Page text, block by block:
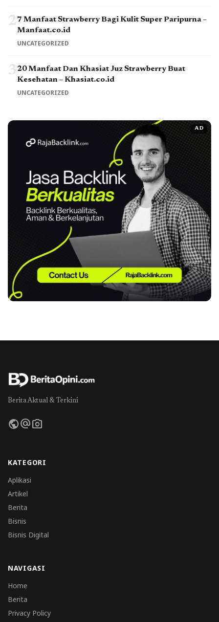
27 Manfaat Strawberry Bagi Kulit Super Paripurna –
Manfaat.co.id
UNCATEGORIZED
320 Manfaat Dan Khasiat Juz Strawberry Buat
Kesehatan – Khasiat.co.id
UNCATEGORIZED
AD
Berita Aktual & Terkini
publicalternate_emailphoto_camera
KATEGORI
Aplikasi
Artikel
Berita
Bisnis
Bisnis Digital
NAVIGASI
Home
Berita
Privacy Policy